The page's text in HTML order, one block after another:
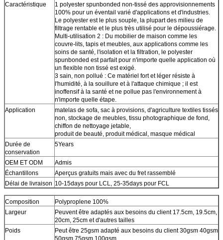
Caractéristique
1 polyester spunbonded non-tissé des approvisionnements
100% pour un éventail varié d'applications et d'industries.
Le polyester est le plus souple, la plupart des milieu de
filtrage rentable et le plus très utilisé pour le dépoussiérage.
Multi-utilisation 2 : Du mobilier de maison comme les
couvre-lits, tapis et meubles, aux applications comme les
soins de santé, l'isolation et la filtration, le polyester
spunbonded est parfait pour n'importe quelle application où
un flexible non tissé est exigé.
3 sain, non pollué : Ce matériel fort et léger résiste à
l'humidité, à la souillure et à l'attaque chimique ; il est
inoffensif à la santé et ne pollue pas l'environnement à
n'importe quelle étape.
Application
matelas de sofa, sac à provisions, d'agriculture textiles tissés
non, stockage de meubles, tissu photographique de fond,
chiffon de nettoyage jetable,
produit de beauté, produit médical, masque médical
Durée de
conservation
5Years
OEM ET ODM
Admis
Échantillons
Aperçus gratuits mais avec du fret rassemblé
Délai de livraison 10-15days pour LCL, 25-35days pour FCL
Composition
Polyproplene 100%
Largeur
Peuvent être adaptés aux besoins du client 17.5cm, 19.5cm,
20cm, 25cm et d'autres tailles
Poids
Peut être 25gsm adapté aux besoins du client 30gsm 40gsm
50gsm 75gsm 100gsm